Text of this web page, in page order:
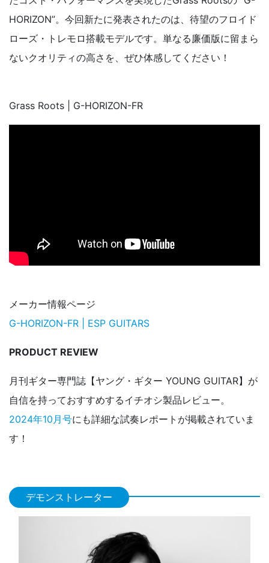
HORIZON”。今回新たに発表されたのは、待望のフロイド
ローズ・トレモロ搭載モデルです。単なる廉価版に留まら
ないクオリティの高さを、ぜひ体感してください！
Grass Roots | G-HORIZON-FR
メーカー情報ページ
G-HORIZON-FR | ESP GUITARS
PRODUCT REVIEW
月刊ギター専門誌【ヤング・ギター YOUNG GUITAR】が
自信を持っておすすめするイチオシ製品レビュー。
2024年10月号にも詳細な試奏レポートが掲載されていま
す！
デモンストレーター